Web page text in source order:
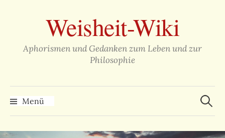
überspringenWeisheit-Wiki
Aphorismen und Gedanken zum Leben und zur
Philosophie
Menü
Suchen
nach: